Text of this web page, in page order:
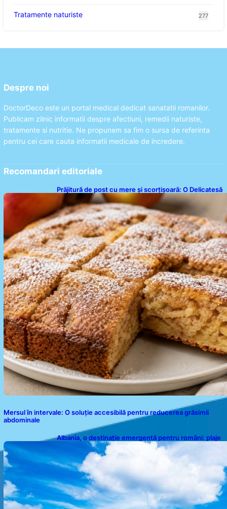
Tratamente naturiste 277
Despre noi
DoctorDeco este un portal medical dedicat sanatatii romanilor.
Publicam zilnic informatii despre afectiuni, remedii naturiste,
tratamente si nutritie. Ne propunem sa fim o sursa de referinta
pentru cei care cauta informatii medicale de incredere.
Recomandari editoriale
Prăjitură de post cu mere și scorțișoară: O Delicatesă
Dulce pentru Postul Adormirii Maicii Domnului
Mersul în intervale: O soluție accesibilă pentru reducerea grăsimii
abdominale
Albania, o destinație emergentă pentru români: plaje
spectaculoase, ape turcoaz și prețuri accesibile